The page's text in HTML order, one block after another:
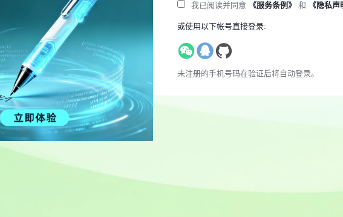
我已阅读并同意 《服务条例》 和 《隐私声
或使用以下帐号直接登录:
未注册的手机号码在验证后将自动登录。